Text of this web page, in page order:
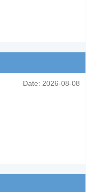
Date: 2026-08-08